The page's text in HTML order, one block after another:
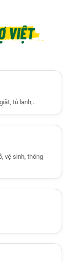
tủ lạnh,..
vệ sinh, thông